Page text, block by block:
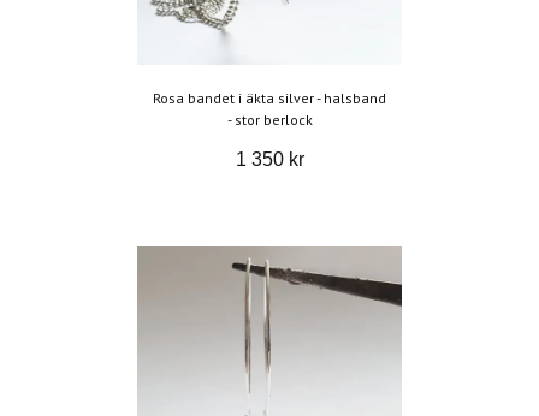
Rosa bandet i äkta silver - halsband
- stor berlock
1 350 kr